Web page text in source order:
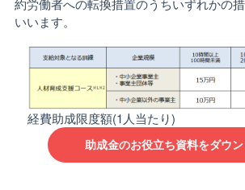
約労働者への転換措置のうちいずれかの
いいます。
経費助成限度額(1人当たり)
助成金のお役立ち資料をダウ